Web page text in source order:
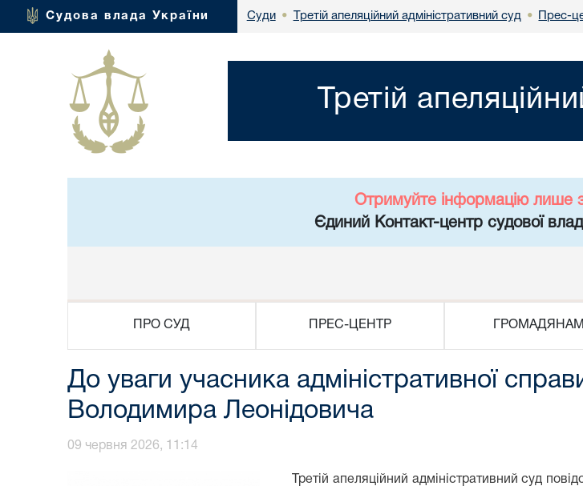
Судова влада України Суди • Третій апеляційний адміністративний суд • Прес-
Третій
Отримуйте інформацію лише
Єдиний Контакт-центр судової
ПРО СУД ПРЕС-ЦЕНТР ГРОМАДЯНАМ
До уваги учасника адміністративної
Володимира Леонідовича
09 червня 2026, 11:14
Третій апеляційний адміністративний суд